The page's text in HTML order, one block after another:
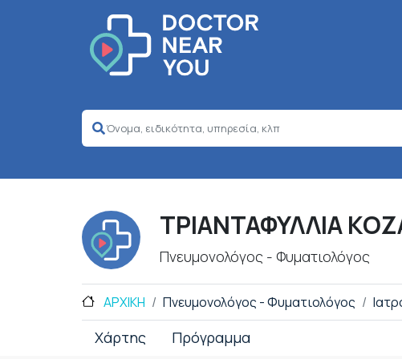
ΤΡΙΑΝΤΑΦΥΛΛΙΑ
Πνευμονολόγος - Φυματιολόγος
ΑΡΧΙΚΗ Πνευμονολόγος - Φυματιολόγος
Χάρτης Πρόγραμμα